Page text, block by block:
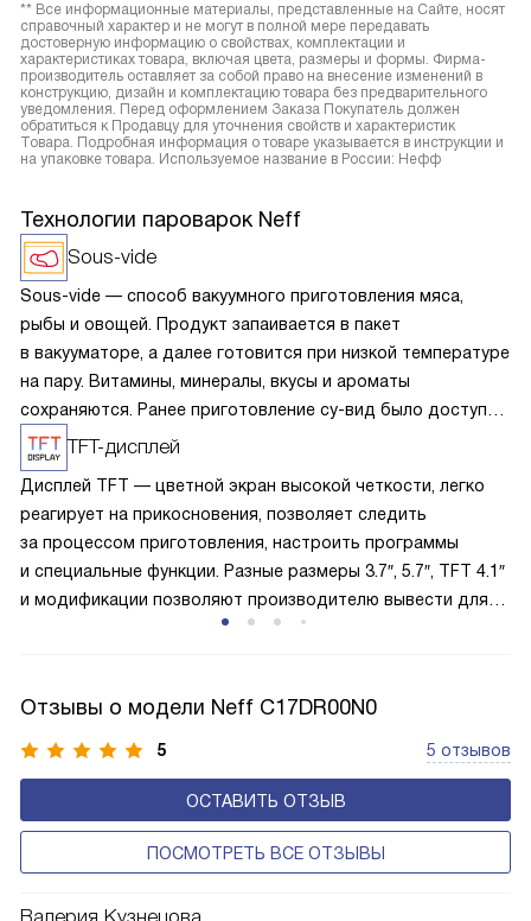
** Все информационные материалы, представленные на Сайте, носят
справочный характер и не могут в полной мере передавать
достоверную информацию о свойствах, комплектации и
характеристиках товара, включая цвета, размеры и формы. Фирма-
производитель оставляет за собой право на внесение изменений в
конструкцию, дизайн и комплектацию товара без предварительного
уведомления. Перед оформлением Заказа Покупатель должен
обратиться к Продавцу для уточнения свойств и характеристик
Товара. Подробная информация о товаре указывается в инструкции и
на упаковке товара. Используемое название в России: Нефф
Технологии пароварок Neff
Sous-vide
Sous-vide — способ вакуумного приготовления мяса,
рыбы и овощей. Продукт запаивается в пакет
в вакууматоре, а далее готовится при низкой температуре
на пару. Витамины, минералы, вкусы и ароматы
сохраняются. Ранее приготовление су-вид было доступно
только в ресторанах высокой кухни.
TFT-дисплей
Дисплей TFT — цветной экран высокой четкости, легко
реагирует на прикосновения, позволяет следить
за процессом приготовления, настроить программы
и специальные функции. Разные размеры 3.7″, 5.7″, TFT 4.1″
и модификации позволяют производителю вывести для
удобства пользователя как можно большее количество
Отзывы о модели Neff C17DR00N0
5 5 отзывов
ОСТАВИТЬ ОТЗЫВ
ПОСМОТРЕТЬ ВСЕ ОТЗЫВЫ